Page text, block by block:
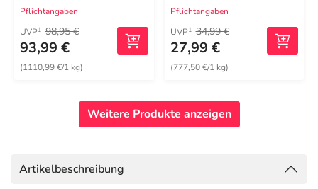
Pflichtangaben
UVP1 98,95 €
93,99 €
(1110,99 €/1 kg)
Pflichtangaben
UVP1 34,99 €
27,99 €
(777,50 €/1 kg)
Weitere Produkte anzeigen
Artikelbeschreibung